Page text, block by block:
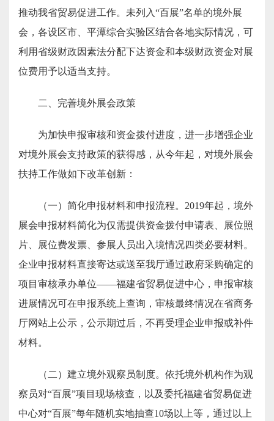
推动我省贸易促进工作。未列入“百展”名单的境外展
会 ，各设区市、平潭综合实验区结合各地实际情况， 可
利用省级财政因素法分配下达资金和本级财政资金对展
位费用予以适当支持。
二、 完善境外展会政策
为加快申报审核和资金拨付进度， 进一步增强企业
对境外展会支持政策的获得感，从今年起，对境外展会
扶持工作做如下改革创新：
（一）简化申报材料和申报流程。 2019年起，境外
展会申报材料简化为仅需提供资金拨付申请表、展位照
片、展位费发票、参展人员出入境情况四类必要材料。
企业申报材料直接寄达或送至我厅通过政府采购确定的
项目审核承办单位——福建省贸易促进中心，申报审核
进展情况可在申报系统上查询，审核最终情况在省商务
厅网站上公示，公示期过后，不再受理企业申报或补件
材料。
（二）建立境外观察员制度。 依托境外机构作为观
察员对“百展”项目现场核查，以及委托福建省贸易促进
中心对“百展”每年随机实地抽查10场以上等，通过以上